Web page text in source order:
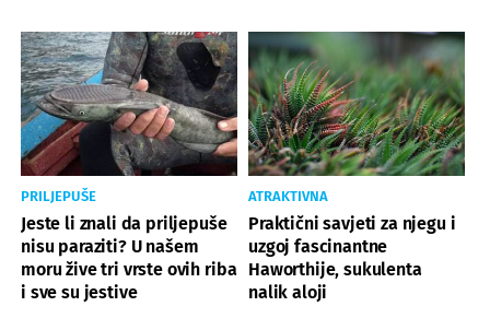
PRILJEPUŠE
Jeste li znali da priljepuše
nisu paraziti? U našem
moru žive tri vrste ovih riba
i sve su jestive
ATRAKTIVNA
Praktični savjeti za njegu i
uzgoj fascinantne
Haworthije, sukulenta
nalik aloji